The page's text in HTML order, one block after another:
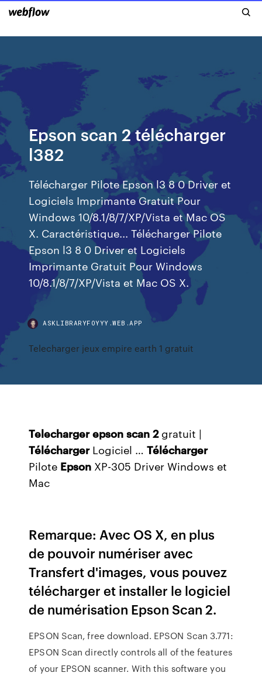
Epson scan 2 télécharger
l382
Télécharger Pilote Epson l3 8 0 Driver et
Logiciels Imprimante Gratuit Pour
Windows 10/8.1/8/7/XP/Vista et Mac OS
X. Caractéristique... Télécharger Pilote
Epson l3 8 0 Driver et Logiciels
Imprimante Gratuit Pour Windows
10/8.1/8/7/XP/Vista et Mac OS X.
ASKLIBRARYFOYYY.WEB.APP
Telecharger jeux empire earth 1 gratuit
Telecharger epson scan 2gratuit |
TéléchargerLogiciel …Télécharger
Pilote Epson XP-305 Driver Windows et
Mac
Remarque: Avec OS X, en plus
de pouvoir numériser avec
Transfert d'images, vous pouvez
télécharger et installer le logiciel
de numérisation Epson Scan 2.
EPSON Scan, free download. EPSON Scan 3.771:
EPSON Scan directly controls all of the features
of your EPSON scanner. With this software you